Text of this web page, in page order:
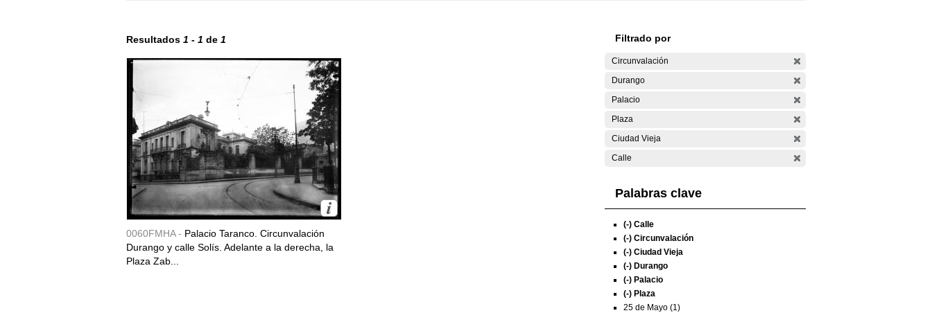
Resultados 1 - 1 de 1
0060FMHA - Palacio Taranco. Circunvalación
Durango y calle Solís. Adelante a la derecha, la
Plaza Zab...
Filtrado por
Circunvalación
Durango
Palacio
Plaza
Ciudad Vieja
Calle
Palabras clave
(-) Calle
(-) Circunvalación
(-) Ciudad Vieja
(-) Durango
(-) Palacio
(-) Plaza
25 de Mayo (1)